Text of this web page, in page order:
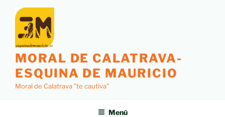
contenido
MORAL DE CALATRAVA-
ESQUINA DE MAURICIO
Moral de Calatrava "te cautiva"
Menú